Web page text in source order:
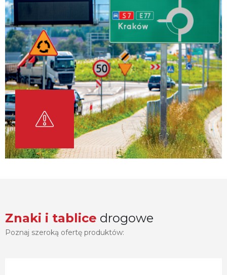
Znaki i tablice drogowe
Poznaj szeroką ofertę produktów: